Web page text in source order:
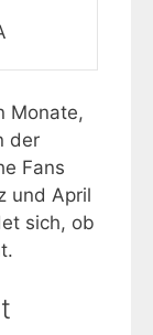
Monate,
der
Fans
und April
sich, ob